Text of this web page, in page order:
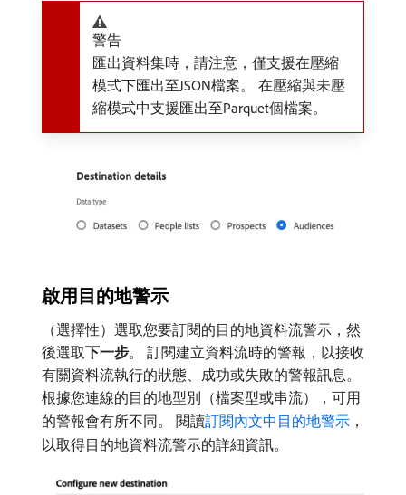
警告
匯出資料集時，請注意，僅支援在壓縮
模式下匯出至JSON檔案。 在壓縮與未壓
縮模式中支援匯出至Parquet個檔案。
啟用目的地警示
（選擇性）選取您要訂閱的目的地資料流警示，然
後選取​下一步。 訂閱建立資料流時的警報，以接收
有關資料流執行的狀態、成功或失敗的警報訊息。
根據您連線的目的地型別（檔案型或串流），可用
的警報會有所不同。 閱讀訂閱內文中目的地警示 ，
以取得目的地資料流警示的詳細資訊。